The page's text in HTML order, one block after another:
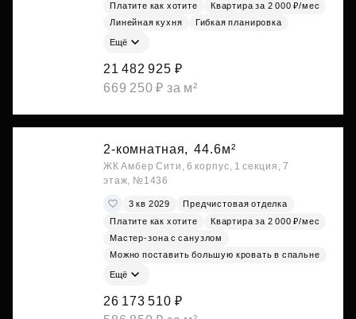
Платите как хотите
Квартира за 2 000 ₽/мес
Линейная кухня
Гибкая планировка
Ещё
21 482 925 ₽
669 250 ₽ за м²
2-комнатная, 44.6м²
ЖК Амбер Сити, 6 корпус, 1 секция, 7
этаж, №1436
3 кв 2029
Предчистовая отделка
Платите как хотите
Квартира за 2 000 ₽/мес
Мастер-зона с санузлом
Можно поставить большую кровать в спальне
Ещё
26 173 510 ₽